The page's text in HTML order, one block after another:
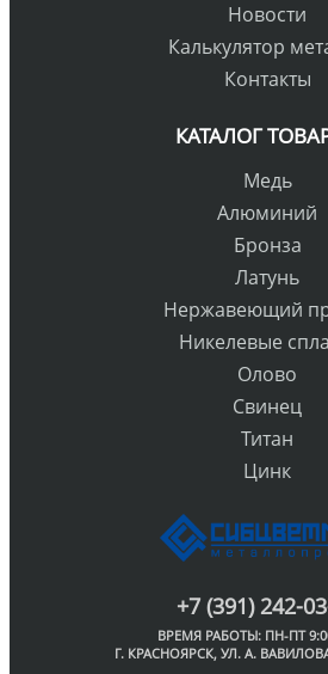
Новости
Калькулятор
Контакты
КАТАЛОГ
Медь
Алюминий
Бронза
Латунь
Нержавеющий
Никелевые
Олово
Свинец
Титан
Цинк
+7 (391) 242-
ВРЕМЯ РАБОТЫ: ПН-ПТ
Г. КРАСНОЯРСК, УЛ. А.